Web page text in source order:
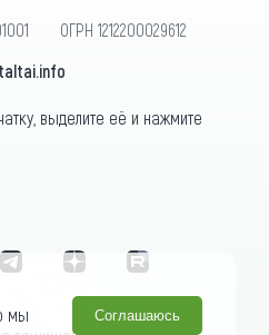
ОГРН 1212200029612
выделите её и нажмите
мы
Соглашаюсь